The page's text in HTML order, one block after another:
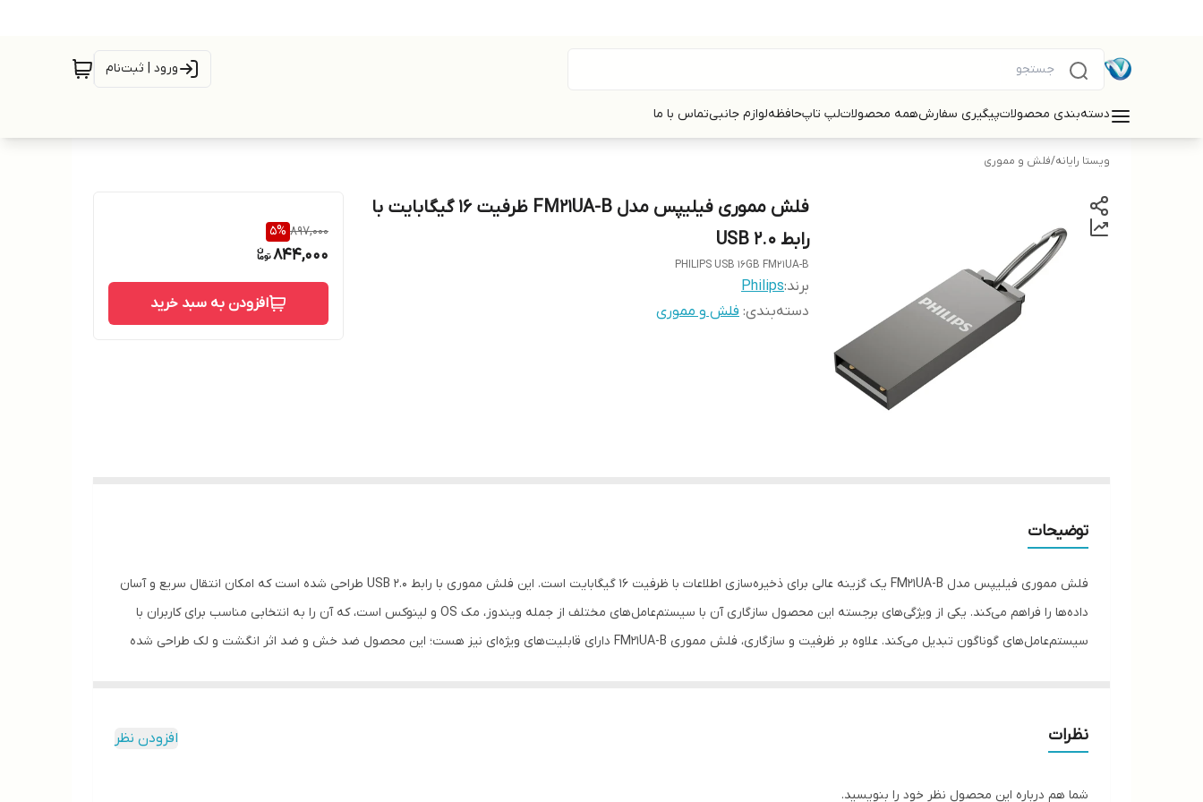
ورود | ثبت‌نام
دسته‌بندی محصولاتپیگیری سفارشهمه محصولاتلپ تاپحافظهلوازم جانبیتماس با ما
ویستا رایانه/فلش و مموری
فلش مموری فیلیپس مدل FM21UA-B ظرفیت 16 گیگابایت با
رابط USB 2.0
PHILIPS USB 16GB FM21UA-B
برند:Philips
دسته‌بندی: فلش و مموری
897,000
5%
844,000
افزودن به سبد خرید
توضیحات
فلش مموری فیلیپس مدل FM21UA-B یک گزینه عالی برای ذخیره‌سازی اطلاعات با ظرفیت ۱۶ گیگابایت است. این فلش مموری با رابط USB 2.0 طراحی شده است که امکان انتقال سریع و آسان
داده‌ها را فراهم می‌کند. یکی از ویژگی‌های برجسته این محصول سازگاری آن با سیستم‌عامل‌های مختلف از جمله ویندوز، مک OS و لینوکس است، که آن را به انتخابی مناسب برای کاربران با
سیستم‌عامل‌های گوناگون تبدیل می‌کند. علاوه بر ظرفیت و سازگاری، فلش مموری FM21UA-B دارای قابلیت‌های ویژه‌ای نیز هست؛ این محصول ضد خش و ضد اثر انگشت و لک طراحی شده
شما این امکان را می‌دهد تا به راحتی و با سرعت بالا اطلاعات خود را منتقل کنید. به طور کلی فلش مموری فیلیپس مدل FM21UA-B با طراحی کاربرپسند و ویژگی‌های منحصر به فرد، گزینه‌ای
مناسب برای ذخیره‌سازی اطلاعات شما به شمار می‌آید.
نظرات افزودن نظر
شما هم درباره این محصول نظر خود را بنویسید.